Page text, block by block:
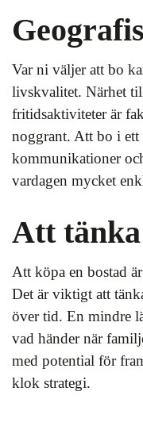
Var ni väljer att bo
livskvalitet. Närhet
fritidsaktiviteter är
noggrant. Att bo i ett
kommunikationer
vardagen mycket
Att
Att köpa en bostad
Det är viktigt att
över tid. En mindre
vad händer när
med potential för
klok strategi.